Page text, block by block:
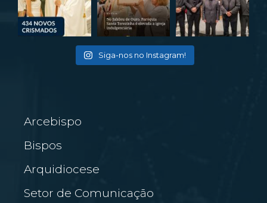
Siga-nos no Instagram!
Arcebispo
Bispos
Arquidiocese
Setor de Comunicação